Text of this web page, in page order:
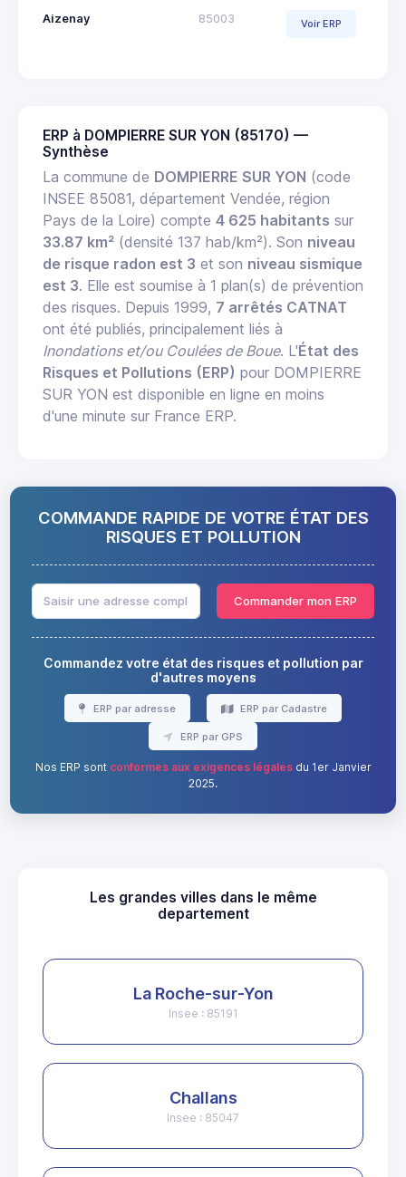
Aizenay 85003 Voir ERP
ERP à DOMPIERRE SUR YON (85170) —
Synthèse
La commune de DOMPIERRE SUR YON (code
INSEE 85081, département Vendée, région
Pays de la Loire) compte 4 625 habitants sur
33.87 km² (densité 137 hab/km²). Son niveau
de risque radon est 3 et son niveau sismique
est 3. Elle est soumise à 1 plan(s) de prévention
des risques. Depuis 1999, 7 arrêtés CATNAT
ont été publiés, principalement liés à
Inondations et/ou Coulées de Boue. L'État des
Risques et Pollutions (ERP) pour DOMPIERRE
SUR YON est disponible en ligne en moins
d'une minute sur France ERP.
COMMANDE RAPIDE DE VOTRE ÉTAT DES
RISQUES ET POLLUTION
Commander mon ERP
Commandez votre état des risques et pollution par
d'autres moyens
ERP par adresse ERP par Cadastre
ERP par GPS
Nos ERP sont conformes aux exigences légalesdu 1er Janvier
2025.
Les grandes villes dans le même
departement
La Roche-sur-Yon
Insee : 85191
Challans
Insee : 85047